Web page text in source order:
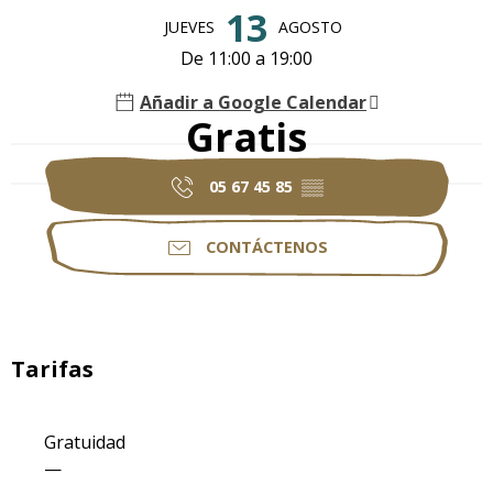
JUEVES 13 AGOSTO
De 11:00 a 19:00
Añadir a Google Calendar
Gratis
05 67 45 85 ▒▒
CONTÁCTENOS
Tarifas
Gratuidad
—